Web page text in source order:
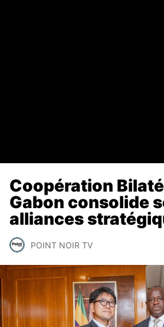
Coopération
Gabon consolide
alliances
POINT NOIR TV